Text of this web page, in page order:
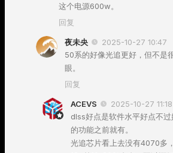
这个电源600w。
回复
夜未央
2025-10-27 10:47
50系的好像光追更好，但不是
眼。
回复
ACEVS
2025-10-27 11:18
dlss好点是软件水平好点不
的功能之前就有。
光追芯片看上去没有4070多